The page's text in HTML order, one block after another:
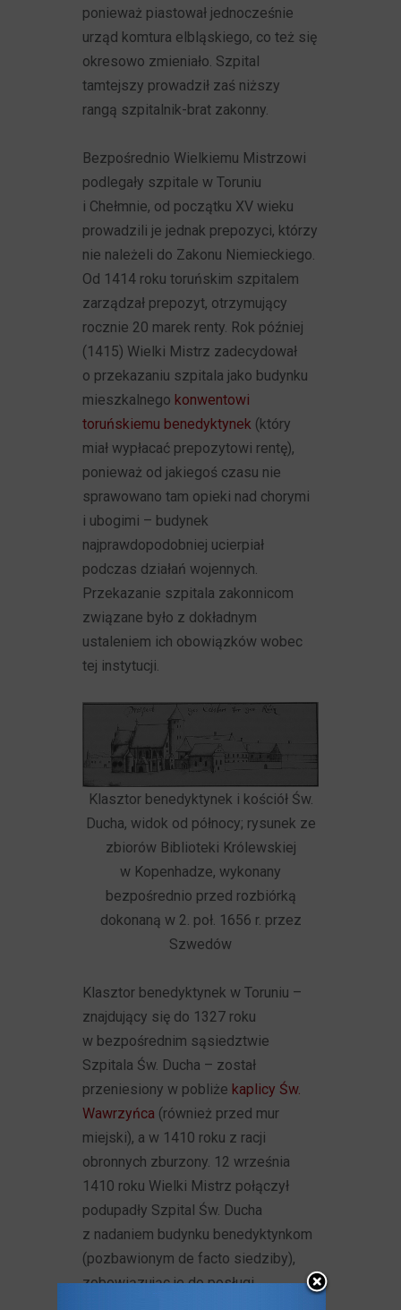
ponieważ piastował jednocześnie
urząd komtura elbląskiego, co też się
okresowo zmieniało. Szpital
tamtejszy prowadził zaś niższy
rangą szpitalnik-brat zakonny.
Bezpośrednio Wielkiemu Mistrzowi
podlegały szpitale w Toruniu
i Chełmnie, od początku XV wieku
prowadzili je jednak prepozyci, którzy
nie należeli do Zakonu Niemieckiego.
Od 1414 roku toruńskim szpitalem
zarządzał prepozyt, otrzymujący
rocznie 20 marek renty. Rok później
(1415) Wielki Mistrz zadecydował
o przekazaniu szpitala jako budynku
mieszkalnego konwentowi
toruńskiemu benedyktynek (który
miał wypłacać prepozytowi rentę),
ponieważ od jakiegoś czasu nie
sprawowano tam opieki nad chorymi
i ubogimi – budynek
najprawdopodobniej ucierpiał
podczas działań wojennych.
Przekazanie szpitala zakonnicom
związane było z dokładnym
ustaleniem ich obowiązków wobec
tej instytucji.
Klasztor benedyktynek i kościół Św.
Ducha, widok od północy; rysunek ze
zbiorów Biblioteki Królewskiej
w Kopenhadze, wykonany
bezpośrednio przed rozbiórką
dokonaną w 2. poł. 1656 r. przez
Szwedów
Klasztor benedyktynek w Toruniu –
znajdujący się do 1327 roku
w bezpośrednim sąsiedztwie
Szpitala Św. Ducha – został
przeniesiony w pobliże kaplicy Św.
Wawrzyńca (również przed mur
miejski), a w 1410 roku z racji
obronnych zburzony. 12 września
1410 roku Wielki Mistrz połączył
podupadły Szpital Św. Ducha
z nadaniem budynku benedyktynkom
(pozbawionym de facto siedziby),
zobowiązując je do posługi